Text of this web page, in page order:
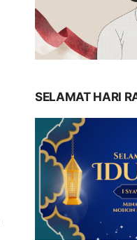
SELAMAT HARI